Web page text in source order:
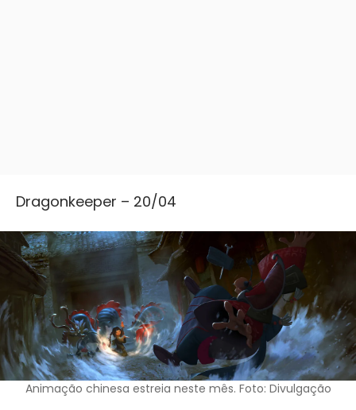
Dragonkeeper – 20/04
Animação chinesa estreia neste mês. Foto: Divulgação